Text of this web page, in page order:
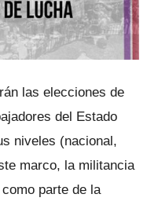
las elecciones de
del Estado
niveles (nacional,
marco, la militancia
parte de la